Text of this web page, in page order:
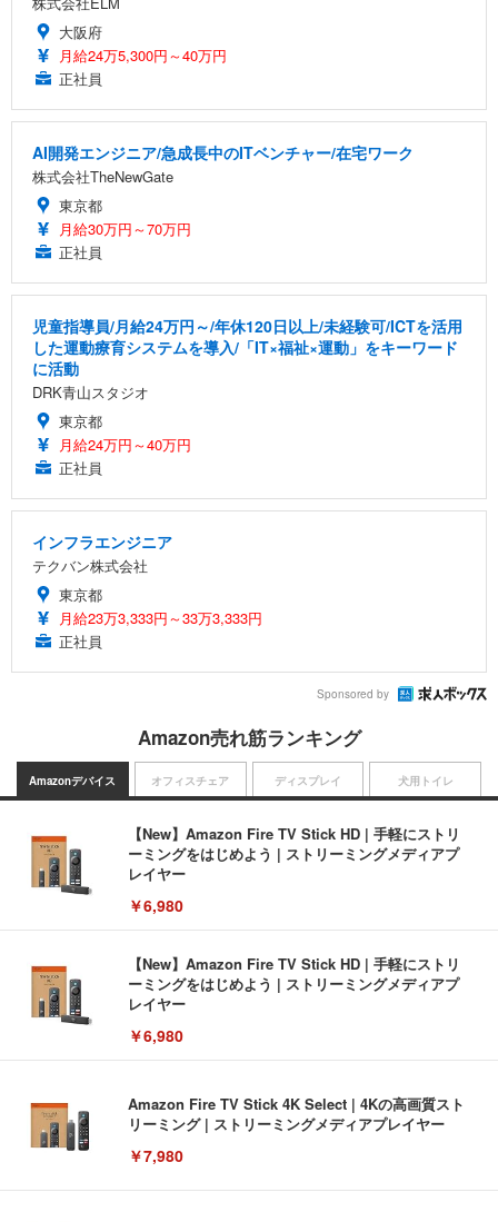
大阪府
月給24万5,300円～40万円
正社員
AI開発エンジニア/急成長中のITベンチャー/在宅ワーク
株式会社TheNewGate
東京都
月給30万円～70万円
正社員
児童指導員/月給24万円～/年休120日以上/未経験可/ICTを活用
した運動療育システムを導入/「IT×福祉×運動」をキーワード
に活動
DRK青山スタジオ
東京都
月給24万円～40万円
正社員
インフラエンジニア
テクバン株式会社
東京都
月給23万3,333円～33万3,333円
正社員
Sponsored by
Amazon売れ筋ランキング
Amazonデバイス
【New】Amazon Fire TV Stick HD | 手軽にストリ
ーミングをはじめよう | ストリーミングメディアプ
レイヤー
￥6,980
【New】Amazon Fire TV Stick HD | 手軽にストリ
ーミングをはじめよう | ストリーミングメディアプ
レイヤー
￥6,980
Amazon Fire TV Stick 4K Select | 4Kの高画質スト
リーミング | ストリーミングメディアプレイヤー
￥7,980
オフィスチェア ディスプレイ 犬用トイレ